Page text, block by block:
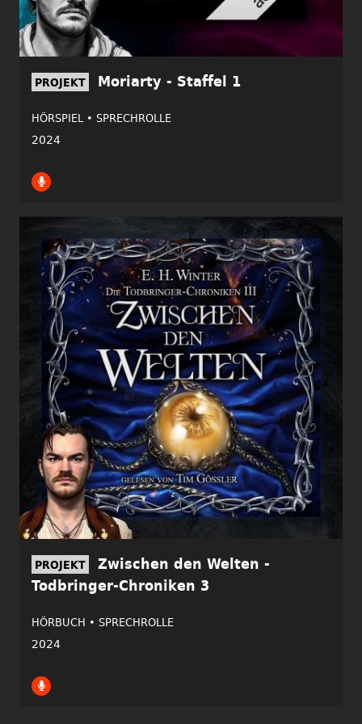
PROJEKT Moriarty - Staffel 1
HÖRSPIEL • SPRECHROLLE
2024
PROJEKT
Zwischen den Welten -
Todbringer-Chroniken 3
HÖRBUCH • SPRECHROLLE
2024